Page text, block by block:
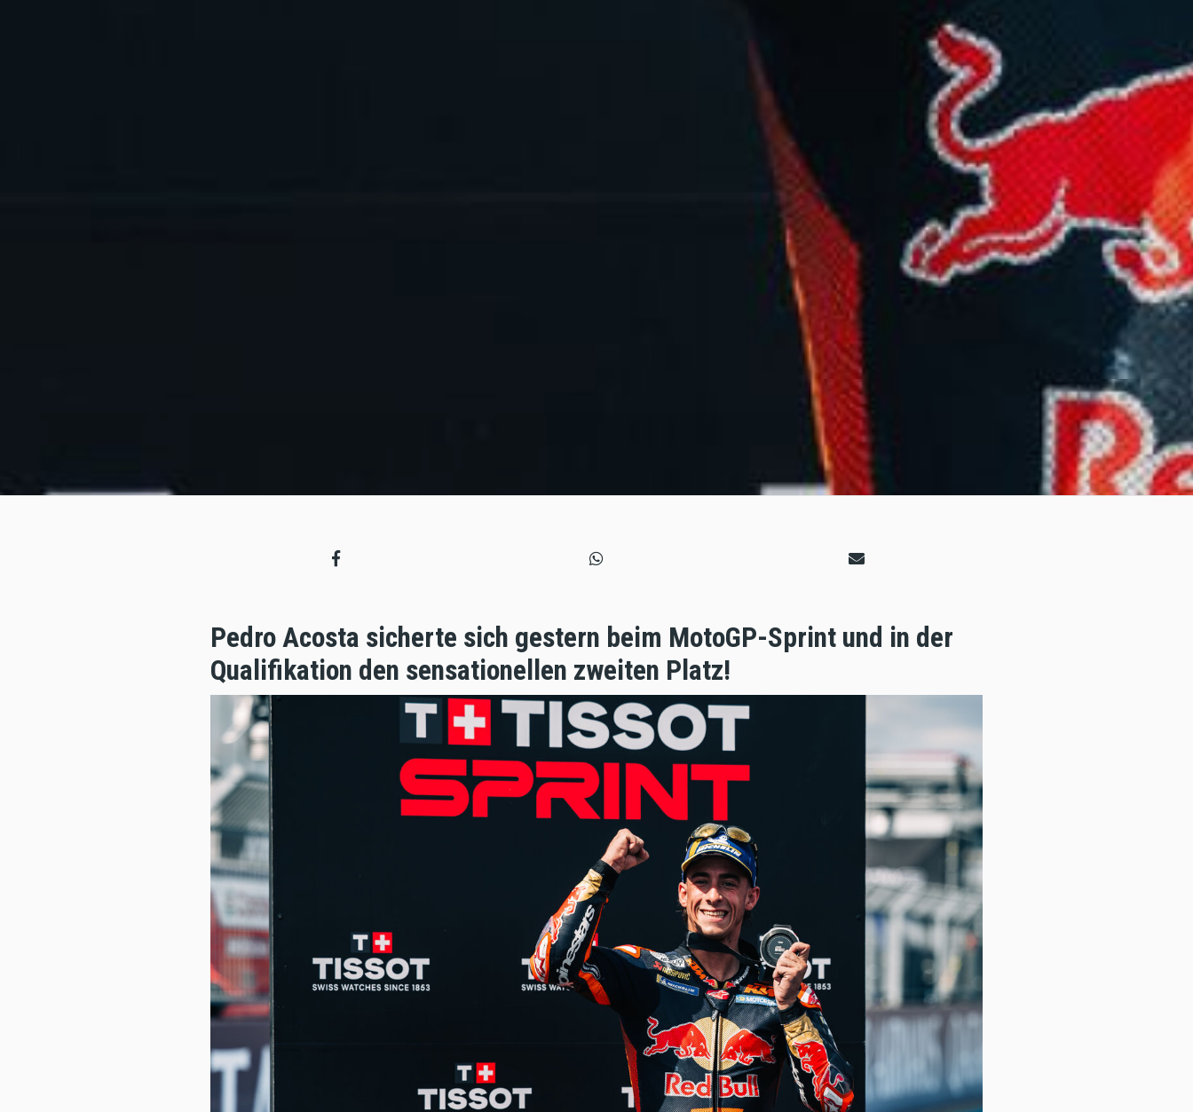
Pedro Acosta sicherte sich gestern beim MotoGP-Sprint und in der
Qualifikation den sensationellen zweiten Platz!